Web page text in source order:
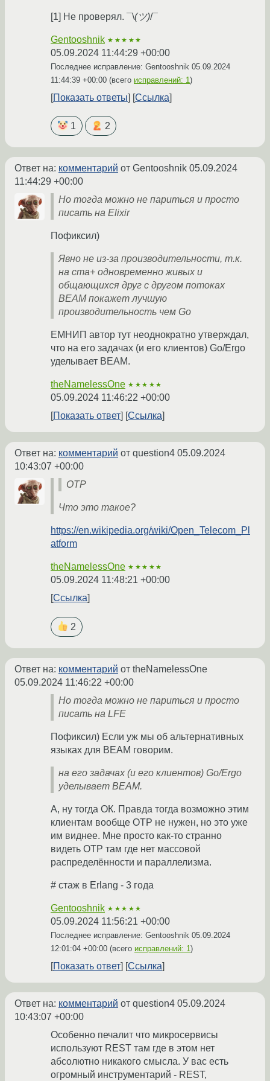
[1] Не проверял. ¯\(ツ)/¯
Gentooshnik ★★★★★
05.09.2024 11:44:29 +00:00
Последнее исправление: Gentooshnik 05.09.2024
11:44:39 +00:00 (всего исправлений: 1)
Показать ответы Ссылка
1 2
Ответ на: комментарий от Gentooshnik 05.09.2024
11:44:29 +00:00
Но тогда можно не париться и просто
писать на Elixir
Пофиксил)
Явно не из-за производительности, т.к.
на ста+ одновременно живых и
общающихся друг с другом потоках
BEAM покажет лучшую
производительность чем Go
ЕМНИП автор тут неоднократно утверждал,
что на его задачах (и его клиентов) Go/Ergo
уделывает BEAM.
theNamelessOne ★★★★★
05.09.2024 11:46:22 +00:00
Показать ответ
Ссылка
Ответ на: комментарий от question4 05.09.2024
10:43:07 +00:00
OTP
Что это такое?
https://en.wikipedia.org/wiki/Open_Telecom_Pl
atform
theNamelessOne ★★★★★
05.09.2024 11:48:21 +00:00
Ссылка
2
Ответ на: комментарий от theNamelessOne
05.09.2024 11:46:22 +00:00
Но тогда можно не париться и просто
писать на LFE
Пофиксил) Если уж мы об альтернативных
языках для BEAM говорим.
на его задачах (и его клиентов) Go/Ergo
уделывает BEAM.
А, ну тогда ОК. Правда тогда возможно этим
клиентам вообще OTP не нужен, но это уже
им виднее. Мне просто как-то странно
видеть OTP там где нет массовой
распределённости и параллелизма.
# стаж в Erlang - 3 года
Gentooshnik ★★★★★
05.09.2024 11:56:21 +00:00
Последнее исправление: Gentooshnik 05.09.2024
12:01:04 +00:00 (всего исправлений: 1)
Показать ответ Ссылка
Ответ на: комментарий от question4 05.09.2024
10:43:07 +00:00
Особенно печалит что микросервисы
используют REST там где в этом нет
абсолютно никакого смысла. У вас есть
огромный инструментарий - REST,